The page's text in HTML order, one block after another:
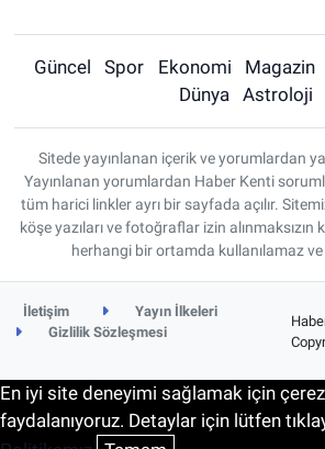
Güncel Spor Ekonomi Magazin
Dünya
Astroloji
Sitede yayınlanan içerik ve yorumlardan
Yayınlanan yorumlardan Haber Kenti
tüm harici linkler ayrı bir sayfada açılır.
köşe yazıları ve fotoğraflar izin
herhangi bir ortamda kullanılamaz
İletişim
Yayın İlkeleri
Gizlilik Sözleşmesi
En iyi site deneyimi sağlamak için
faydalanıyoruz. Detaylar için lütfen